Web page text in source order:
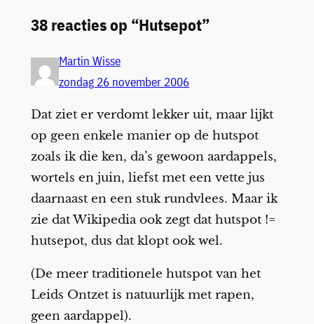
38 reacties op “Hutsepot”
Martin Wisse
zondag 26 november 2006
Dat ziet er verdomt lekker uit, maar lijkt
op geen enkele manier op de hutspot
zoals ik die ken, da’s gewoon aardappels,
wortels en juin, liefst met een vette jus
daarnaast en een stuk rundvlees. Maar ik
zie dat Wikipedia ook zegt dat hutspot !=
hutsepot, dus dat klopt ook wel.
(De meer traditionele hutspot van het
Leids Ontzet is natuurlijk met rapen,
geen aardappel).